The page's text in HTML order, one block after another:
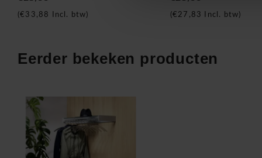
De Hangon wandkapstok is vervaardigd uit hoogwaardige
Materiaal & afwerking:
Gepolijst aluminium
Mat aluminium accenten
Glas afwerking
(€33,88 Incl. btw) €27,83 Incl. btw)
Eerder bekeken producten